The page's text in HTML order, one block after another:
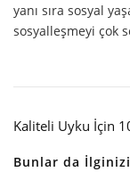
yanı sıra sosyal
sosyalleşmeyi çok
Kaliteli Uyku İçin
Bunlar da